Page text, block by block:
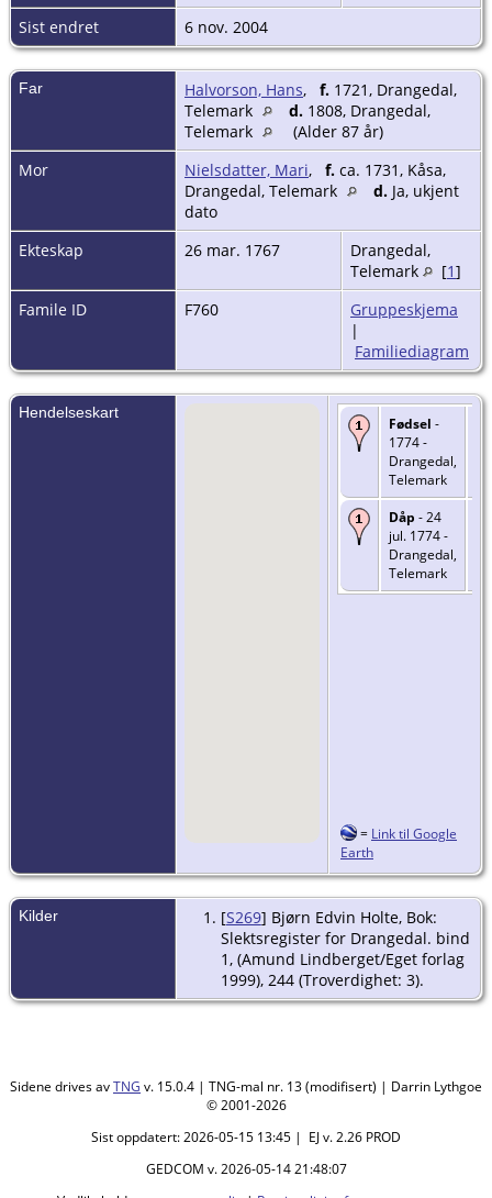
Sist endret
6 nov. 2004
Far Halvorson, Hans, f. 1721, Drangedal,
Telemark
d. 1808, Drangedal,
Telemark
(Alder 87 år)
Mor
Nielsdatter, Mari, f. ca. 1731, Kåsa,
Drangedal, Telemark
d. Ja, ukjent
dato
Ekteskap
26 mar. 1767
Drangedal,
Telemark
[1]
Famile ID
F760
Gruppeskjema
|
Familiediagram
Hendelseskart
Fødsel -
1774 -
Drangedal,
Telemark
Dåp - 24
jul. 1774 -
Drangedal,
Telemark
= Link til Google
Earth
Kilder [S269] Bjørn Edvin Holte, Bok:
Slektsregister for Drangedal. bind
1, (Amund Lindberget/Eget forlag
1999), 244 (Troverdighet: 3).
Sidene drives avTNG v. 15.0.4 | TNG-mal nr. 13 (modifisert) | Darrin Lythgoe
© 2001-2026
Sist oppdatert: 2026-05-15 13:45 | EJ v. 2.26 PROD
GEDCOM v. 2026-05-14 21:48:07